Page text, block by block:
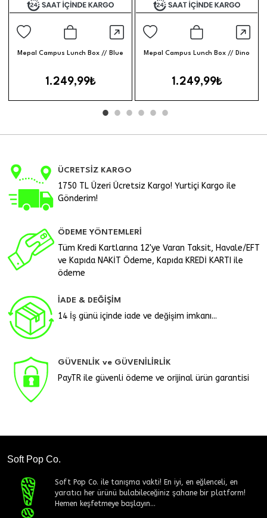
Sepete Ekle
Hızlı Görünüm
Mepal Campus Lunch Box // Blue
1.249,99₺
Sepete
Mepal Campus Lunch Box // Dino
1.249,99₺
ÜCRETSİZ KARGO
1750 TL Üzeri Ücretsiz Kargo! Yurtiçi Kargo ile
Gönderim!
ÖDEME YÖNTEMLERİ
Tüm Kredi Kartlarına 12'ye Varan Taksit, Havale/EFT
ve Kapıda NAKİT Ödeme, Kapıda KREDİ KARTI ile
ödeme
İADE & DEĞİŞİM
14 İş günü içinde iade ve değişim imkanı...
GÜVENLİK ve GÜVENİLİRLİK
PayTR ile güvenli ödeme ve orijinal ürün garantisi
Soft Pop Co.
Soft Pop Co. ile tanışma vakti! En iyi, en eğlenceli, en
yaratıcı her ürünü bulabileceğiniz şahane bir platform!
Hemen keşfetmeye başlayın...